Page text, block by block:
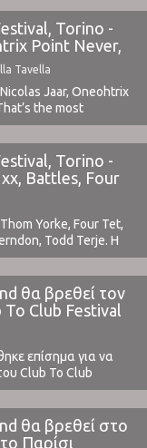
Torino -
Point Never,
Tavella
Jaar, Oneohtrix
the most
play in our times,
feelings". Vaghe
Ιταλός παραγωγός
ακούσει γι' αυτόν με
πρόσφατα ...
Torino -
Battles, Four
Yorke, Four Tet,
Todd Terje. Η
Festival Φεστιβάλ
εντυπωσιακή από
Σε εφηβική ηλικία
γιόρτασε
15α γενέθλιά ...
θα βρεθεί τον
Club Festival
επίσημα για να
Club To Club
lineup
με latest addition
το Nigel Godrich!Για
ποιο να
θα βρεθεί στο
Παρίσι